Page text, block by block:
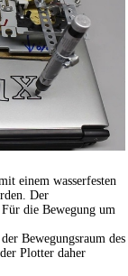
einem wasserfesten
Der
die Bewegung um
Bewegungsraum des
Plotter daher